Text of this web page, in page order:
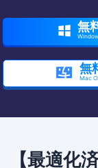
 無
 無
Mac
【最適化